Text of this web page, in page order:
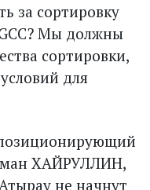
за сортировку
Мы должны
сортировки,
для
ХАЙРУЛЛИН,
не начнут